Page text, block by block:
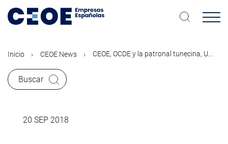
contenido
Inicio CEOE News CEOE, OCDE y la patronal tunecina, U...
Buscar
20 SEP 2018